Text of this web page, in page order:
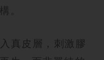
。
真皮層，刺激膠